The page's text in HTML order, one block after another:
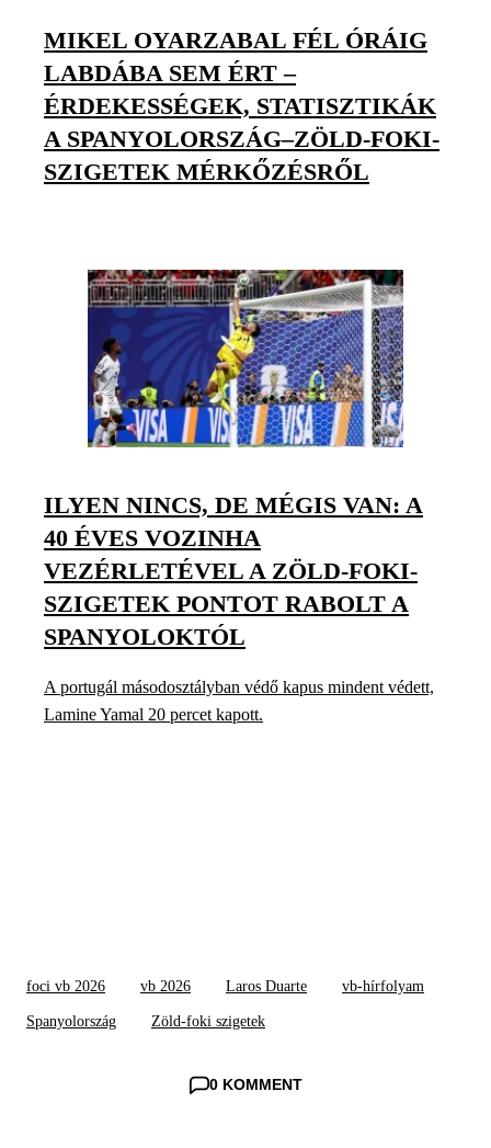
MIKEL OYARZABAL FÉL ÓRÁIG
LABDÁBA SEM ÉRT –
ÉRDEKESSÉGEK, STATISZTIKÁK
A SPANYOLORSZÁG–ZÖLD-FOKI-
SZIGETEK MÉRKŐZÉSRŐL
ILYEN NINCS, DE MÉGIS VAN: A
40 ÉVES VOZINHA
VEZÉRLETÉVEL A ZÖLD-FOKI-
SZIGETEK PONTOT RABOLT A
SPANYOLOKTÓL
A portugál másodosztályban védő kapus mindent védett,
Lamine Yamal 20 percet kapott.
foci vb 2026 vb 2026 Laros Duarte vb-hírfolyam
Spanyolország Zöld-foki szigetek
0 KOMMENT